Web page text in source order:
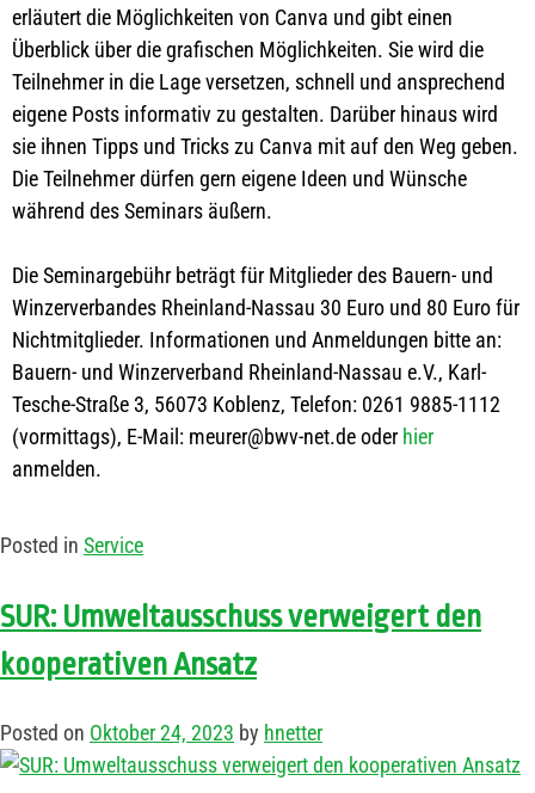
erläutert die Möglichkeiten von Canva und gibt einen
Überblick über die grafischen Möglichkeiten. Sie wird die
Teilnehmer in die Lage versetzen, schnell und ansprechend
eigene Posts informativ zu gestalten. Darüber hinaus wird
sie ihnen Tipps und Tricks zu Canva mit auf den Weg geben.
Die Teilnehmer dürfen gern eigene Ideen und Wünsche
während des Seminars äußern.
Die Seminargebühr beträgt für Mitglieder des Bauern- und
Winzerverbandes Rheinland-Nassau 30 Euro und 80 Euro für
Nichtmitglieder. Informationen und Anmeldungen bitte an:
Bauern- und Winzerverband Rheinland-Nassau e.V., Karl-
Tesche-Straße 3, 56073 Koblenz, Telefon: 0261 9885-1112
(vormittags), E-Mail: meurer@bwv-net.de oder hier
anmelden.
Posted in Service
SUR: Umweltausschuss verweigert den
kooperativen Ansatz
Posted on Oktober 24, 2023 by hnetter